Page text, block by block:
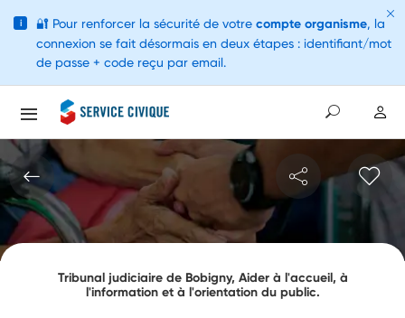
Tribunal judiciaire de Bobigny, Aider à l'accueil, à
l'information et à l'orientation du public.
i 🔐 Pour renforcer la sécurité de votre compte organisme, la
connexion se fait désormais en deux étapes : identifiant/mot
de passe + code reçu par email.